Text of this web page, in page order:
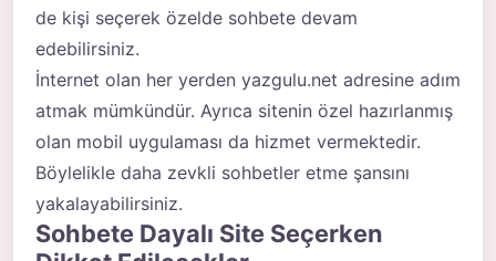
de kişi seçerek özelde sohbete devam
edebilirsiniz.
İnternet olan her yerden yazgulu.net adresine adım
atmak mümkündür. Ayrıca sitenin özel hazırlanmış
olan mobil uygulaması da hizmet vermektedir.
Böylelikle daha zevkli sohbetler etme şansını
yakalayabilirsiniz.
Sohbete Dayalı Site Seçerken